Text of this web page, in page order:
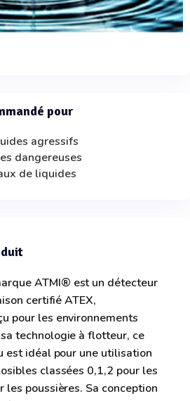
pour
agressifs
dangereuses
de liquides
ATMI® est un détecteur
certifié ATEX,
pour les environnements
technologie à flotteur, ce
est idéal pour une utilisation
classées 0,1,2 pour les
les poussières. Sa conception